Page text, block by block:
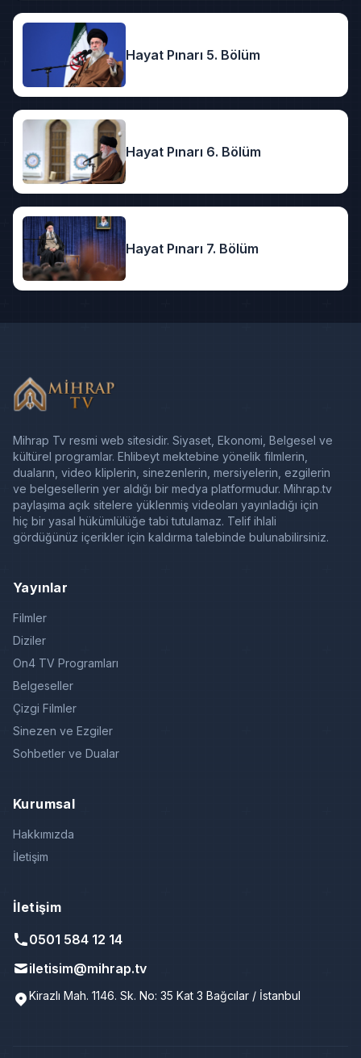
Hayat Pınarı 5. Bölüm
Hayat Pınarı 6. Bölüm
Hayat Pınarı 7. Bölüm
Mihrap Tv resmi web sitesidir. Siyaset, Ekonomi, Belgesel ve
kültürel programlar. Ehlibeyt mektebine yönelik filmlerin,
duaların, video kliplerin, sinezenlerin, mersiyelerin, ezgilerin
ve belgesellerin yer aldığı bir medya platformudur. Mihrap.tv
paylaşıma açık sitelere yüklenmiş videoları yayınladığı için
hiç bir yasal hükümlülüğe tabi tutulamaz. Telif ihlali
gördüğünüz içerikler için kaldırma talebinde bulunabilirsiniz.
Yayınlar
Filmler
Diziler
On4 TV Programları
Belgeseller
Çizgi Filmler
Sinezen ve Ezgiler
Sohbetler ve Dualar
Kurumsal
Hakkımızda
İletişim
İletişim
0501 584 12 14
iletisim@mihrap.tv
Kirazlı Mah. 1146. Sk. No: 35 Kat 3 Bağcılar / İstanbul